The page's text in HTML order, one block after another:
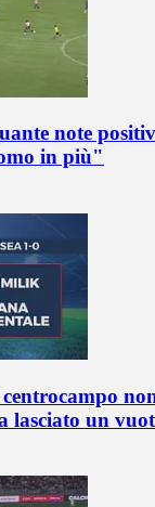
note
in più"
lasciato un